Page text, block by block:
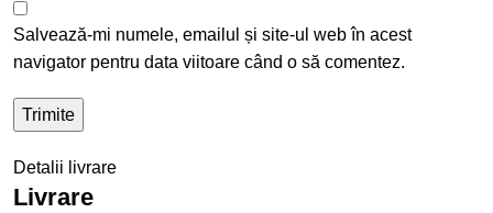
Salvează-mi numele, emailul și site-ul web în acest
navigator pentru data viitoare când o să comentez.
Detalii livrare
Livrare